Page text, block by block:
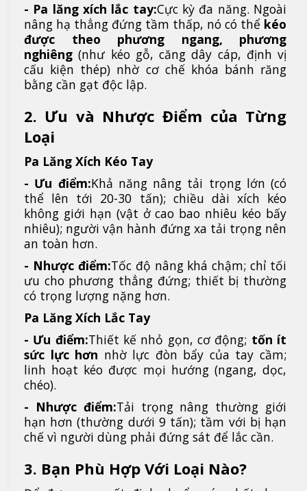
- Pa lăng xích lắc tay:Cực kỳ đa năng. Ngoài
nâng hạ thẳng đứng tầm thấp, nó có thể kéo
được theo phương ngang, phương
nghiêng (như kéo gỗ, căng dây cáp, định vị
cấu kiện thép) nhờ cơ chế khóa bánh răng
bằng cần gạt độc lập.
2. Ưu và Nhược Điểm của Từng
Loại
Pa Lăng Xích Kéo Tay
- Ưu điểm:Khả năng nâng tải trọng lớn (có
thể lên tới 20-30 tấn); chiều dài xích kéo
không giới hạn (vật ở cao bao nhiêu kéo bấy
nhiêu); người vận hành đứng xa tải trọng nên
an toàn hơn.
- Nhược điểm:Tốc độ nâng khá chậm; chỉ tối
ưu cho phương thẳng đứng; thiết bị thường
có trọng lượng nặng hơn.
Pa Lăng Xích Lắc Tay
- Ưu điểm:Thiết kế nhỏ gọn, cơ động; tốn ít
sức lực hơn nhờ lực đòn bẩy của tay cầm;
linh hoạt kéo được mọi hướng (ngang, dọc,
chéo).
- Nhược điểm:Tải trọng nâng thường giới
hạn hơn (thường dưới 9 tấn); tầm với bị hạn
chế vì người dùng phải đứng sát để lắc cần.
3. Bạn Phù Hợp Với Loại Nào?